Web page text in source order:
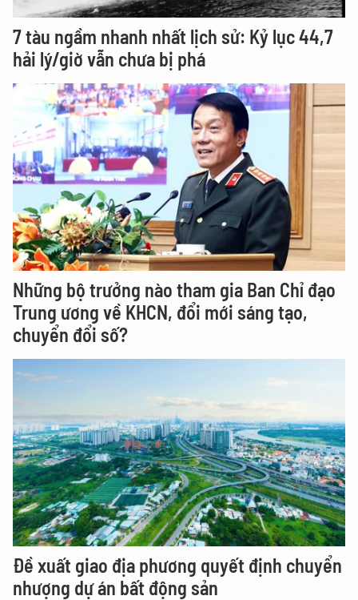
7 tàu ngầm nhanh nhất lịch sử: Kỷ lục 44,7
hải lý/giờ vẫn chưa bị phá
Những bộ trưởng nào tham gia Ban Chỉ đạo
Trung ương về KHCN, đổi mới sáng tạo,
chuyển đổi số?
Đề xuất giao địa phương quyết định chuyển
nhượng dự án bất động sản